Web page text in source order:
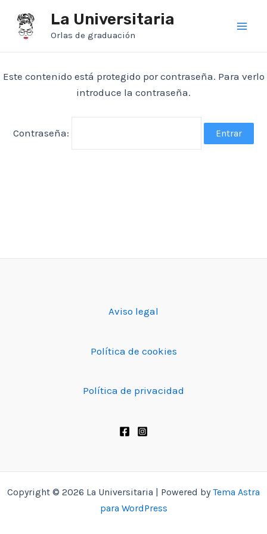
contenido
La Universitaria
Orlas de graduación
Este contenido está protegido por contraseña. Para verlo
introduce la contraseña.
Contraseña:
Aviso legal
Política de cookies
Política de privacidad
Copyright © 2026 La Universitaria | Powered byTema Astra
para WordPress